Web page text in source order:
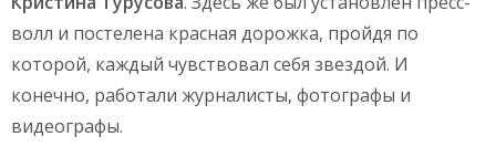
волл и постелена красная дорожка, пройдя по
которой, каждый чувствовал себя звездой. И
конечно, работали журналисты, фотографы и
видеографы.